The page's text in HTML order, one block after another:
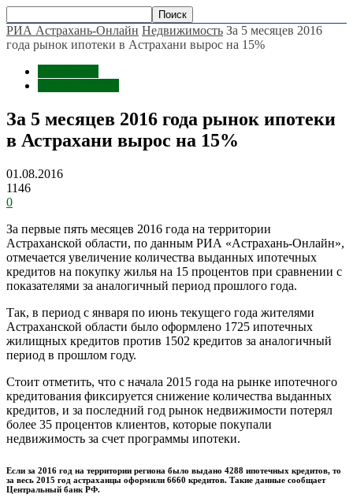
РИА Астрахань-Онлайн Недвижимость За 5 месяцев 2016
года рынок ипотеки в Астрахани вырос на 15%
За 5 месяцев 2016 года рынок ипотеки
в Астрахани вырос на 15%
01.08.2016
1146
0
За первые пять месяцев 2016 года на территории
Астраханской области, по данным РИА «Астрахань-Онлайн»,
отмечается увеличение количества выданных ипотечных
кредитов на покупку жилья на 15 процентов при сравнении с
показателями за аналогичный период прошлого года.
Так, в период с января по июнь текущего года жителями
Астраханской области было оформлено 1725 ипотечных
жилищных кредитов против 1502 кредитов за аналогичный
период в прошлом году.
Стоит отметить, что с начала 2015 года на рынке ипотечного
кредитования фиксируется снижение количества выданных
кредитов, и за последний год рынок недвижимости потерял
более 35 процентов клиентов, которые покупали
недвижимость за счет программы ипотеки.
Если за 2016 год на территории региона было выдано 4288 ипотечных кредитов, то
за весь 2015 год астраханцы оформили 6660 кредитов. Такие данные сообщает
Центральный банк РФ.